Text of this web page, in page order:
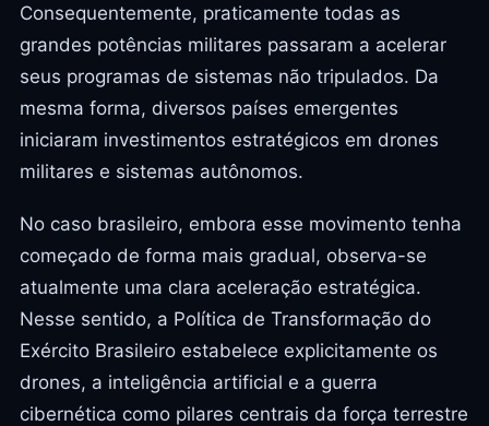
Consequentemente, praticamente todas as
grandes potências militares passaram a acelerar
seus programas de sistemas não tripulados. Da
mesma forma, diversos países emergentes
iniciaram investimentos estratégicos em drones
militares e sistemas autônomos.
No caso brasileiro, embora esse movimento tenha
começado de forma mais gradual, observa-se
atualmente uma clara aceleração estratégica.
Nesse sentido, a Política de Transformação do
Exército Brasileiro estabelece explicitamente os
drones, a inteligência artificial e a guerra
cibernética como pilares centrais da força terrestre